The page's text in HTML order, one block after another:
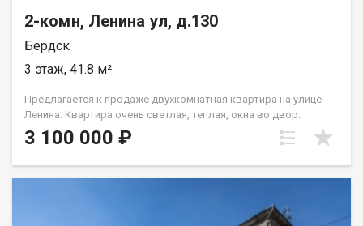
2-комн, Ленина ул, д.130
Бердск
3 этаж, 41.8 м²
Предлагается к продаже двухкомнатная квартира на улице
Ленина. Квартира очень светлая, теплая, окна во двор.
Дорогу не слышно совсем. Комнаты смежные (16,2 кв.м. и 10,2
кв.м.), кухня 6,4 кв.м. Сан.узел совмещен. В доме газ, с
минутах от дома ост. Спортивная (8 городских маршрутов). В
19 «Шустрик», Лицей №7, Биатлонный комплекс. Магазины:
Мария-Ра, Магнит, Продсиб. Гарантия безопасной сделки.
3 100 000 ₽